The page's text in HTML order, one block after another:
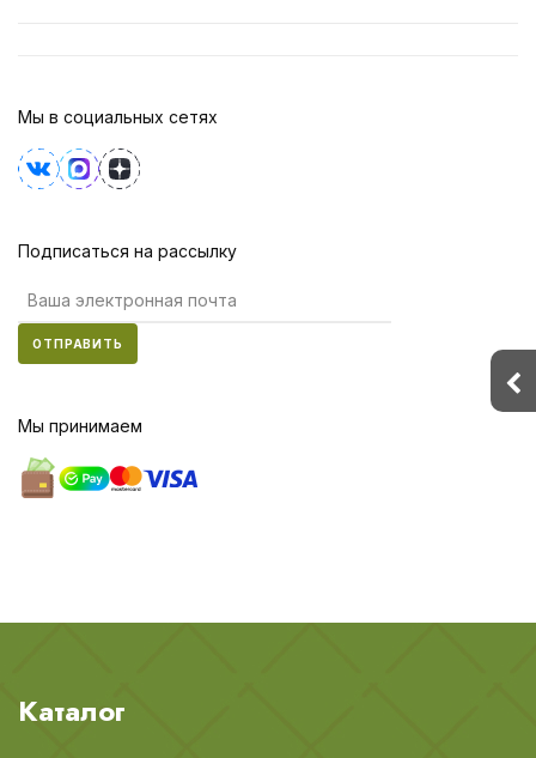
Мы в социальных сетях
Подписаться на рассылку
ОТПРАВИТЬ
Мы принимаем
Каталог